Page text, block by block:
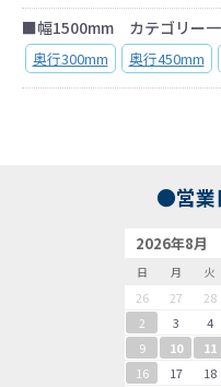
■幅1500mm カテゴリー
奥行300mm 奥行450mm
●営業
2026年8月
日 月 火
26 27 28
2
3 4
9
10 11
16
17 18